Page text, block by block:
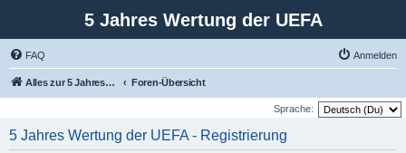
5 Jahres Wertung der UEFA
FAQ Anmelden
Alles zur 5 Jahreswertung / Tabelle der UEFA mit vielen Statistiken. Foren-Übersicht
Sprache:
5 Jahres Wertung der UEFA - Registrierung